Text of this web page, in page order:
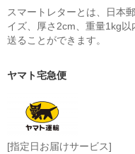
スマートレターとは、日本
イズ、厚さ2cm、重量1kg
送ることができます。
ヤマト宅急便
[指定日お届けサービス]